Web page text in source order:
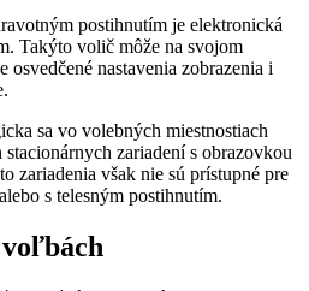
postihnutím je elektronická
Takýto volič môže na svojom
nastavenia zobrazenia i
sa vo volebných miestnostiach
zariadení s obrazovkou
zariadenia však nie sú prístupné pre
s telesným postihnutím.